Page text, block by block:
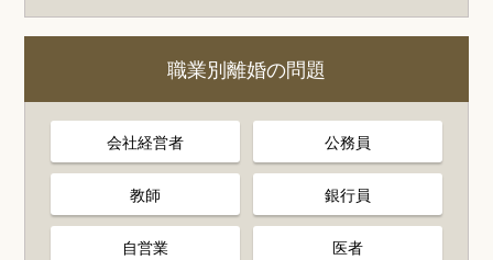
職業別離婚の問題
会社経営者 公務員
教師 銀行員
自営業 医者